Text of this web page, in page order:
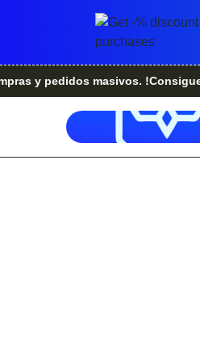
masivos. !Consigue